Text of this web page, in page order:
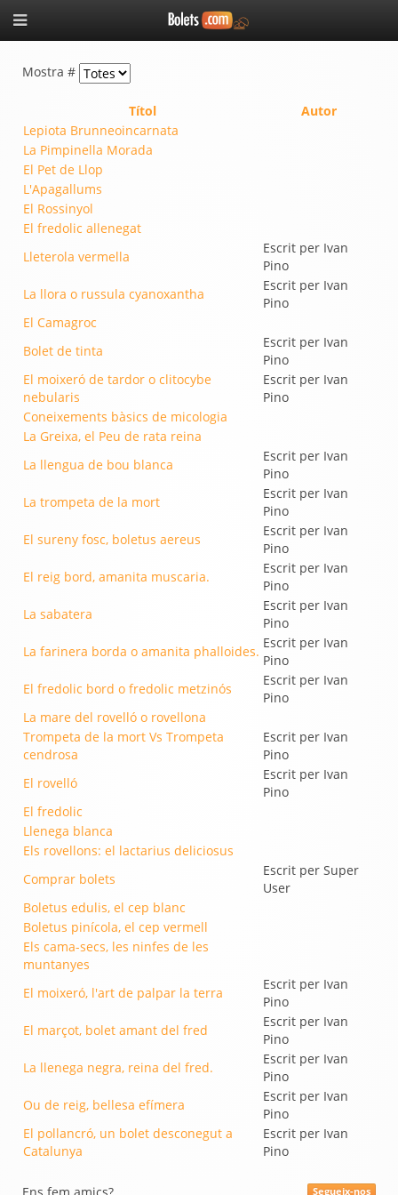
Mostra #
Títol
Autor
Lepiota Brunneoincarnata
La Pimpinella Morada
El Pet de Llop
L'Apagallums
El Rossinyol
El fredolic allenegat
Lleterola vermella
Escrit per Ivan
Pino
La llora o russula cyanoxantha
Escrit per Ivan
Pino
El Camagroc
Bolet de tinta
Escrit per Ivan
Pino
El moixeró de tardor o clitocybe
nebularis
Escrit per Ivan
Pino
Coneixements bàsics de micologia
La Greixa, el Peu de rata reina
La llengua de bou blanca
Escrit per Ivan
Pino
La trompeta de la mort
Escrit per Ivan
Pino
El sureny fosc, boletus aereus
Escrit per Ivan
Pino
El reig bord, amanita muscaria.
Escrit per Ivan
Pino
La sabatera
Escrit per Ivan
Pino
La farinera borda o amanita phalloides.
Escrit per Ivan
Pino
El fredolic bord o fredolic metzinós
Escrit per Ivan
Pino
La mare del rovelló o rovellona
Trompeta de la mort Vs Trompeta
cendrosa
Escrit per Ivan
Pino
El rovelló
Escrit per Ivan
Pino
El fredolic
Llenega blanca
Els rovellons: el lactarius deliciosus
Comprar bolets
Escrit per Super
User
Boletus edulis, el cep blanc
Boletus pinícola, el cep vermell
Els cama-secs, les ninfes de les
muntanyes
El moixeró, l'art de palpar la terra
Escrit per Ivan
Pino
El marçot, bolet amant del fred
Escrit per Ivan
Pino
La llenega negra, reina del fred.
Escrit per Ivan
Pino
Ou de reig, bellesa efímera
Escrit per Ivan
Pino
El pollancró, un bolet desconegut a
Catalunya
Escrit per Ivan
Pino
Segueix-nos